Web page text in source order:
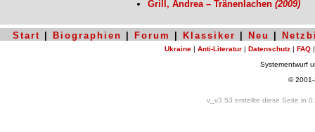
Grill, Andrea – Tränenlachen (2009)
Start Biographien Forum Klassiker Neu
Ukraine | Anti-Literatur | Datenschutz | FAQ
Systementwurf
©
v_v3.53 erstellte diese Seite in